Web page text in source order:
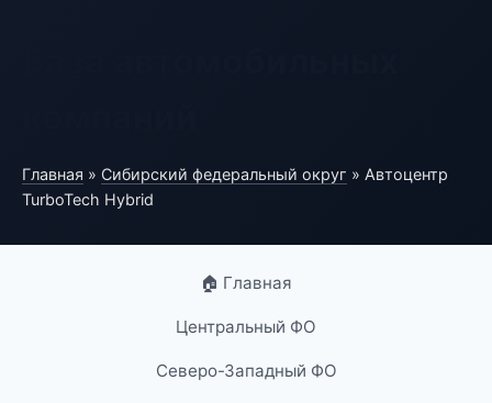
Главная » Сибирский федеральный округ » Автоцентр
TurboTech Hybrid
🏠 Главная
Центральный ФО
Северо-Западный ФО